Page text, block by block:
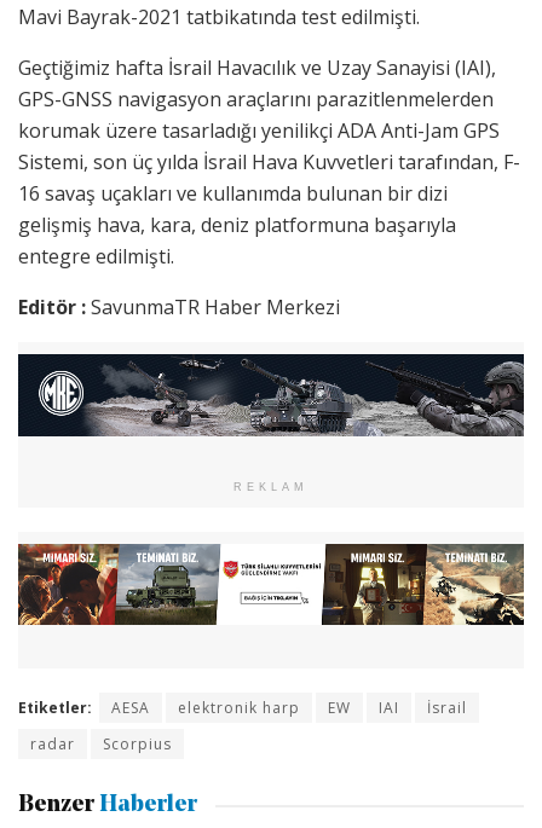
Mavi Bayrak-2021 tatbikatında test edilmişti.
Geçtiğimiz hafta İsrail Havacılık ve Uzay Sanayisi (IAI),
GPS-GNSS navigasyon araçlarını parazitlenmelerden
korumak üzere tasarladığı yenilikçi ADA Anti-Jam GPS
Sistemi, son üç yılda İsrail Hava Kuvvetleri tarafından, F-
16 savaş uçakları ve kullanımda bulunan bir dizi
gelişmiş hava, kara, deniz platformuna başarıyla
entegre edilmişti.
Editör :SavunmaTR Haber Merkezi
REKLAM
Etiketler: AESA elektronik harp EW IAI
İsrail
radar
Scorpius
Benzer Haberler